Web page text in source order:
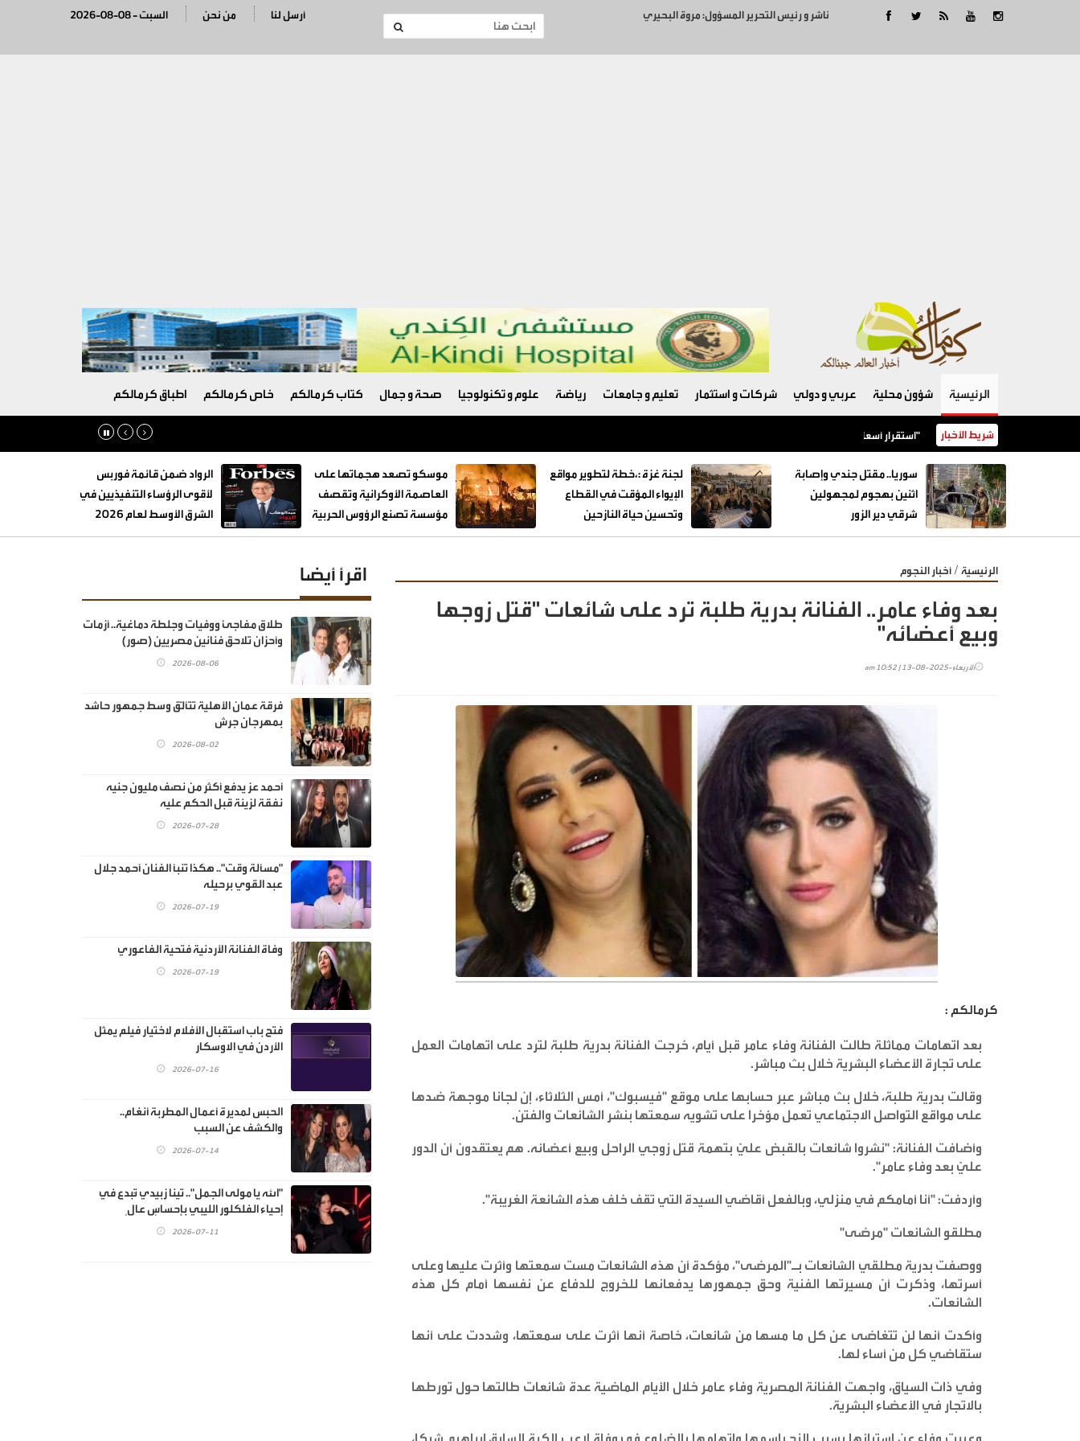
ناشر و رئيس التحرير المسؤول: مروة البحيري 2026-08-08 - السبت من نحن أرسل لنا
الرئيسية شؤون محلية عربي و دولي شركات و استثمار تعليم و جامعات رياضة علوم و تكنولوجيا صحة و جمال كتاب كرمالكم خاص كرمالكم اطباق كرمالكم
شريط الأخبار استقرار أسعار أصناف عديدة من الخضار مع ورود كميات وافرة إلى "السوق المركزي"
سوريا.. مقتل جندي وإصابة
اثنين بهجوم لمجهولين
شرقي دير الزور
لجنة غزة :،خطة لتطوير مواقع
الإيواء المؤقت في القطاع
وتحسين حياة النازحين
موسكو تصعد هجماتها على
العاصمة الأوكرانية وتقصف
مؤسسة تصنع الرؤوس الحربية
الرواد ضمن قائمة فوربس
لأقوى الرؤساء التنفيذيين في
الشرق الأوسط لعام 2026
الرئيسية / أخبار النجوم
بعد وفاء عامر.. الفنانة بدرية طلبة ترد على شائعات "قتل زوجها
وبيع أعضائه"
الأربعاء-2025-08-13 | 10:52 am
كرمالكم :
بعد اتهامات مماثلة طالت الفنانة وفاء عامر قبل أيام، خرجت الفنانة بدرية طلبة لترد على اتهامات العمل
على تجارة الأعضاء البشرية خلال بث مباشر.
وقالت بدرية طلبة، خلال بث مباشر عبر حسابها على موقع "فيسبوك"، أمس الثلاثاء، إن لجانا موجهة ضدها
على مواقع التواصل الاجتماعي تعمل مؤخرا على تشويه سمعتها بنشر الشائعات والفتن.
وأضافت الفنانة: "نشروا شائعات بالقبض عليّ بتهمة قتل زوجي الراحل وبيع أعضائه. هم يعتقدون أن الدور
عليّ بعد وفاء عامر".
وأردفت: "أنا أمامكم في منزلي، وبالفعل أقاضي السيدة التي تقف خلف هذه الشائعة الغريبة".
مطلقو الشائعات "مرضى"
ووصفت بدرية مطلقي الشائعات بـ"المرضى"، مؤكدة أن هذه الشائعات مست سمعتها وأثرت عليها وعلى
أسرتها، وذكرت أن مسيرتها الفنية وحق جمهورها يدفعانها للخروج للدفاع عن نفسها أمام كل هذه
الشائعات.
وأكدت أنها لن تتغاضى عن كل ما مسها من شائعات، خاصة أنها أثرت على سمعتها، وشددت على أنها
ستقاضي كل من أساء لها.
وفي ذات السياق، واجهت الفنانة المصرية وفاء عامر خلال الأيام الماضية عدة شائعات طالتها حول تورطها
بالاتجار في الأعضاء البشرية.
اقرأ أيضا
طلاق مفاجئ ووفيات وجلطة دماغية.. أزمات
وأحزان تلاحق فنانين مصريين (صور)
2026-08-06
فرقة عمان الأهلية تتألّق وسط جمهور حاشد
بمهرجان جرش
2026-08-02
أحمد عز يدفع أكثر من نصف مليون جنيه
نفقة لزينة قبل الحكم عليه
2026-07-28
"مسألة وقت".. هكذا تنبأ الفنان أحمد جلال
عبد القوي برحيله
2026-07-19
وفاة الفنانة الأردنية فتحية الفاعوري
2026-07-19
فتح باب استقبال الأفلام لاختيار فيلم يمثل
الأردن في الاوسكار
2026-07-16
الحبس لمديرة أعمال المطربة أنغام..
والكشف عن السبب
2026-07-14
"الله يا مولى الجمل".. تينا زبيدي تُبدع في
إحياء الفلكلور الليبي بإحساسٍ عالٍ
2026-07-11